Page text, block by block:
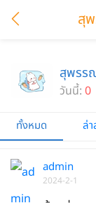
สุ
สุพรร
วันนี้: 0
ทั้งหมด ล่
admin
2024-2-1